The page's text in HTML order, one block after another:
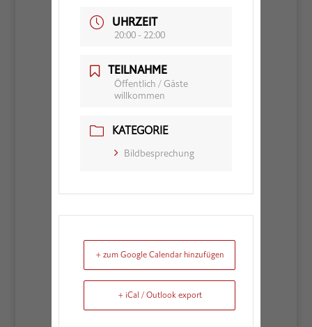
UHRZEIT
20:00 - 22:00
TEILNAHME
Öffentlich / Gäste
willkommen
KATEGORIE
Bildbesprechung
+ zum Google Calendar hinzufügen
+ iCal / Outlook export